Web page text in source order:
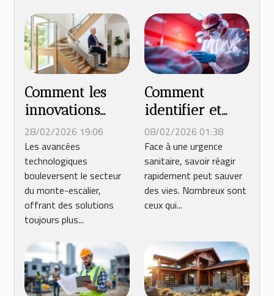
Comment les
innovations
technologiques
transforment-
elles les monte-
escaliers ?
28/02/2026 19:06
Les avancées
technologiques
bouleversent le secteur
du monte-escalier,
offrant des solutions
toujours plus...
Comment
identifier et
résoudre
rapidement une
urgence
sanitaire ?
08/02/2026 01:38
Face à une urgence
sanitaire, savoir réagir
rapidement peut sauver
des vies. Nombreux sont
ceux qui...